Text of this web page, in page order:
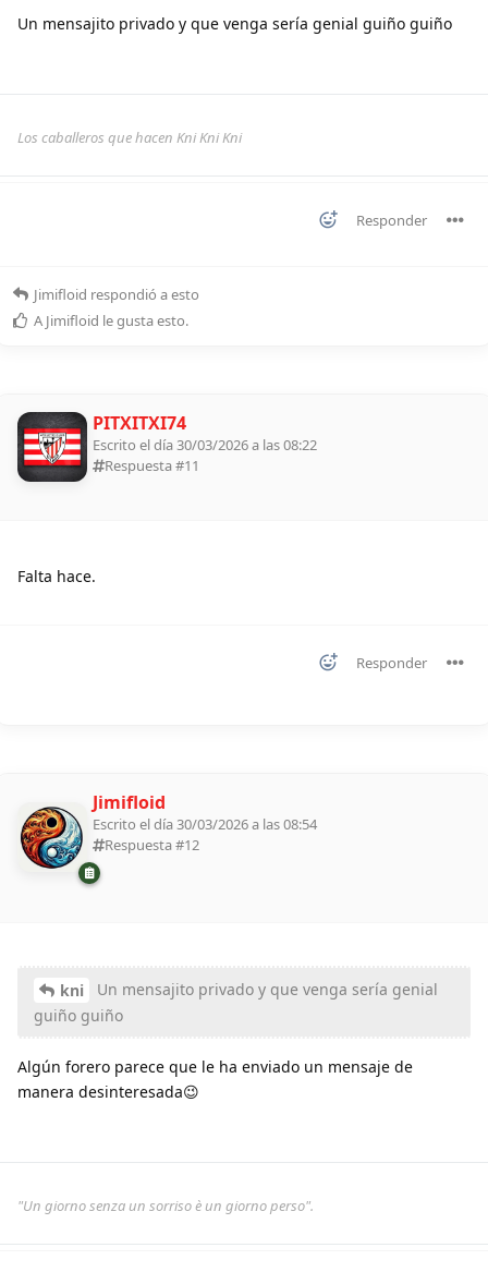
Un mensajito privado y que venga sería genial guiño guiño
Los caballeros que hacen Kni Kni Kni
Responder
Jimifloid respondió a esto
A Jimifloid le gusta esto.
PITXITXI74
Escrito el día 30/03/2026 a las 08:22
Respuesta #11
Falta hace.
Responder
Jimifloid
Escrito el día 30/03/2026 a las 08:54
Respuesta #12
kni
Un mensajito privado y que venga sería genial
guiño guiño
Algún forero parece que le ha enviado un mensaje de
manera desinteresada😉
"Un giorno senza un sorriso è un giorno perso".